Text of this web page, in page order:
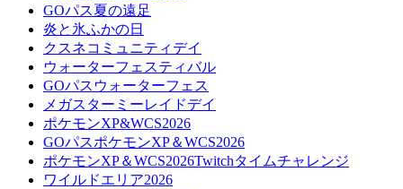
GOパス夏の遠足
炎と氷ふかの日
クスネコミュニティデイ
ウォーターフェスティバル
GOパスウォーターフェス
メガスターミーレイドデイ
ポケモンXP&WCS2026
GOパスポケモンXP＆WCS2026
ポケモンXP＆WCS2026Twitchタイムチャレンジ
ワイルドエリア2026